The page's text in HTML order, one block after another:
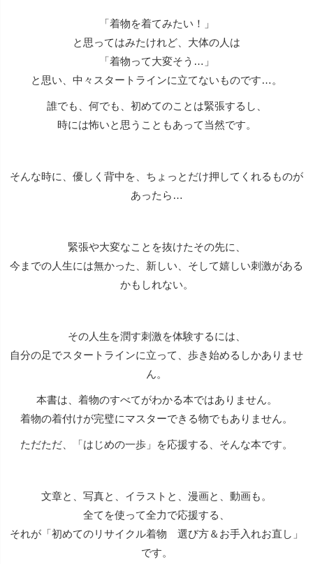
「着物を着てみたい！」
と思ってはみたけれど、大体の人は
「着物って大変そう…」
と思い、中々スタートラインに立てないものです…。
誰でも、何でも、初めてのことは緊張するし、
時には怖いと思うこともあって当然です。
そんな時に、優しく背中を、ちょっとだけ押してくれるものが
あったら…
緊張や大変なことを抜けたその先に、
今までの人生には無かった、新しい、そして嬉しい刺激がある
かもしれない。
その人生を潤す刺激を体験するには、
自分の足でスタートラインに立って、歩き始めるしかありませ
ん。
本書は、着物のすべてがわかる本ではありません。
着物の着付けが完璧にマスターできる物でもありません。
ただただ、「はじめの一歩」を応援する、そんな本です。
文章と、写真と、イラストと、漫画と、動画も。
全てを使って全力で応援する、
それが「初めてのリサイクル着物 選び方＆お手入れお直し」
です。